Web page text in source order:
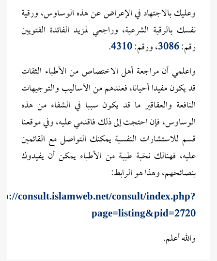
وعليك بالاجتهاد في الإعراض عن هذه الوساوس، ورقية
نفسك بالرقية الشرعية، وراجعي لمزيد الفائدة الفتويين
رقم:3086، ورقم:4310
.
واعلمي أن مراجعة أهل الاختصاص من الأطباء الثقات
قد يكون مفيدا أحيانا، فعندهم من الأساليب والتوجيهات
النافعة والعقاقير ما قد يكون سببا في الشفاء من هذه
الوساوس، فإن احتجت إلى ذلك فاقدمي عليه، وفي موقعنا
قسم للاستشارات النفسية يمكنك التواصل مع القائمين
عليه، فهنالك نخبة طيبة من الأطباء يمكن أن يفيدوك
بنصائحهم، وهذا هو الرابط:
consult.islamweb.net/consult/index.php?
page=listing&pid=2720
والله أعلم.